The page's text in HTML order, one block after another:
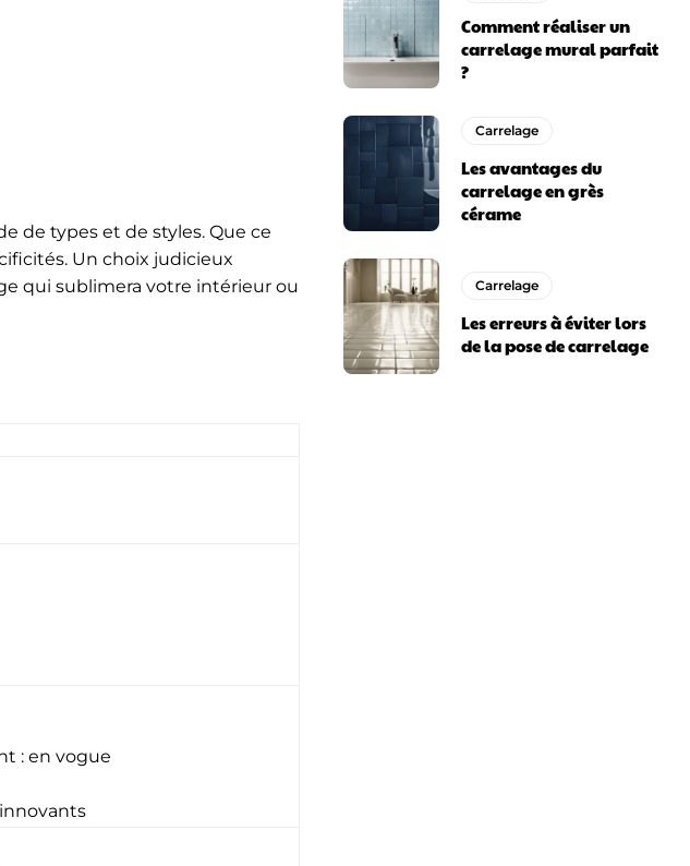
de types et de styles. Que ce
Un choix judicieux
qui sublimera votre intérieur ou
: en vogue
Comment réaliser un
carrelage mural parfait
?
Carrelage
Les avantages du
carrelage en grès
cérame
Carrelage
Les erreurs à éviter lors
de la pose de carrelage